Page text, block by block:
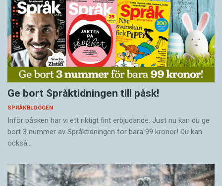
Ge bort Språktidningen till påsk!
SPRÅKBLOGGEN
Inför påsken har vi ett riktigt fint erbjudande. Just nu kan du ge
bort 3 nummer av Språktidningen för bara 99 kronor! Du kan
också…